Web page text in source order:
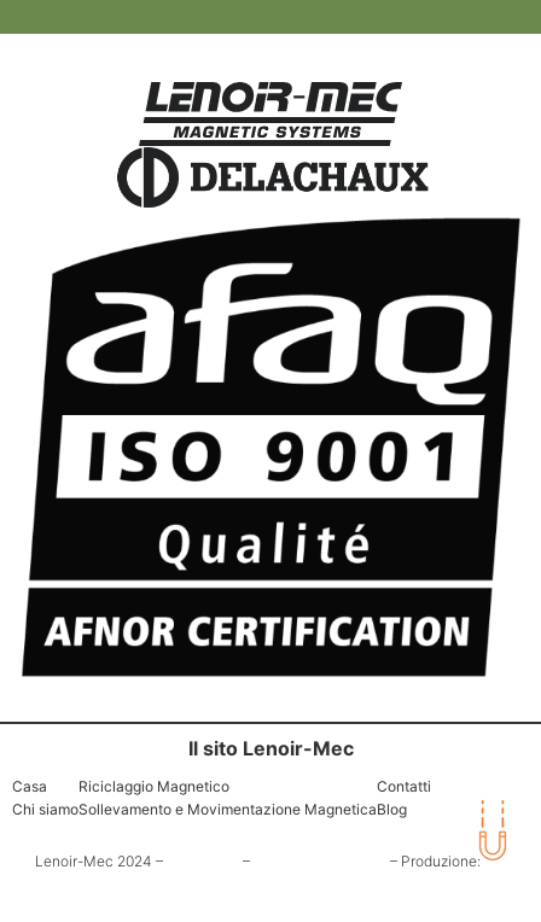
Il sito Lenoir-Mec
Casa
Chi siamo
Riciclaggio Magnetico
Sollevamento e Movimentazione Magnetica
Contatti
Blog
Lenoir-Mec 2024 – – – Produzione:OCI